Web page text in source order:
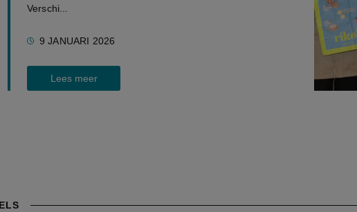
Verschi...
9 JANUARI 2026
Lees meer